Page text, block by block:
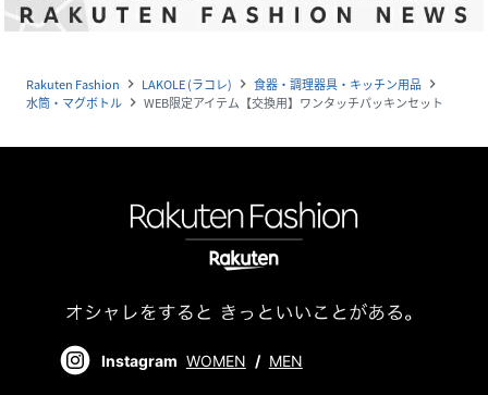
Rakuten Fashion navigate_next LAKOLE (ラコレ) navigate_next 食器・調理器具・キッチン用品 navigate_next
水筒・マグボトル navigate_next WEB限定アイテム【交換用】ワンタッチパッキンセット
Instagram WOMEN / MEN